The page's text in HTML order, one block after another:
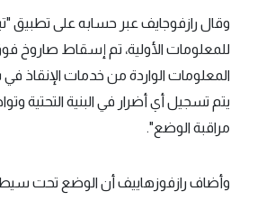
وقال رازفوجايف عبر حسابه على تطبيق
للمعلومات الأولية، تم إسقاط صاروخ
المعلومات الواردة من خدمات الإنقاذ
يتم تسجيل أي أضرار في البنية التحتية
مراقبة الوضع".
وأضاف رازفوزهاييف أن الوضع تحت